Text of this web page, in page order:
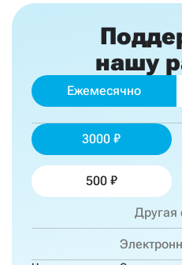
нашу
Ежемесячно
3000
500